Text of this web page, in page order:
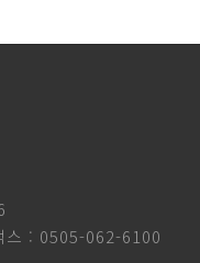
스 : 0505-062-6100